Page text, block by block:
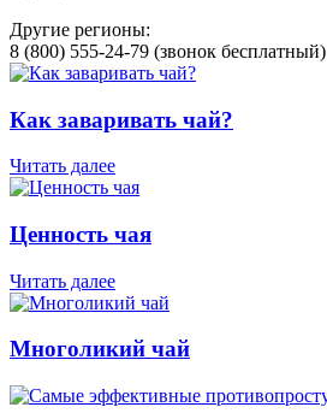
Другие регионы:
8 (800) 555-24-79 (звонок бесплатный)
Как заваривать чай?
Читать далее
Ценность чая
Читать далее
Многоликий чай